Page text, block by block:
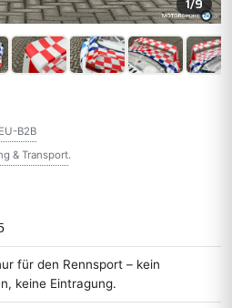
1/9
B2B
& Transport.
für den Rennsport – kein
keine Eintragung.